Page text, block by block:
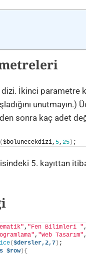
İkinci parametre
sonra kaç adet
($bolunecekdizi, 5, 25 ) ;
5. kayıttan
, "Fen Bilimleri ",
, "Web Tasarım",
($dersler,2,7 ) ;
$row ){